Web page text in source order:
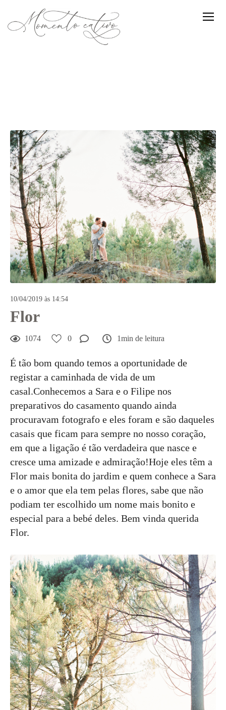
10/04/2019 às 14:54
Flor
1074 0 1min de leitura
É tão bom quando temos a oportunidade de
registar a caminhada de vida de um
casal.Conhecemos a Sara e o Filipe nos
preparativos do casamento quando ainda
procuravam fotografo e eles foram e são daqueles
casais que ficam para sempre no nosso coração,
em que a ligação é tão verdadeira que nasce e
cresce uma amizade e admiração!Hoje eles têm a
Flor mais bonita do jardim e quem conhece a Sara
e o amor que ela tem pelas flores, sabe que não
podiam ter escolhido um nome mais bonito e
especial para a bebé deles. Bem vinda querida
Flor.